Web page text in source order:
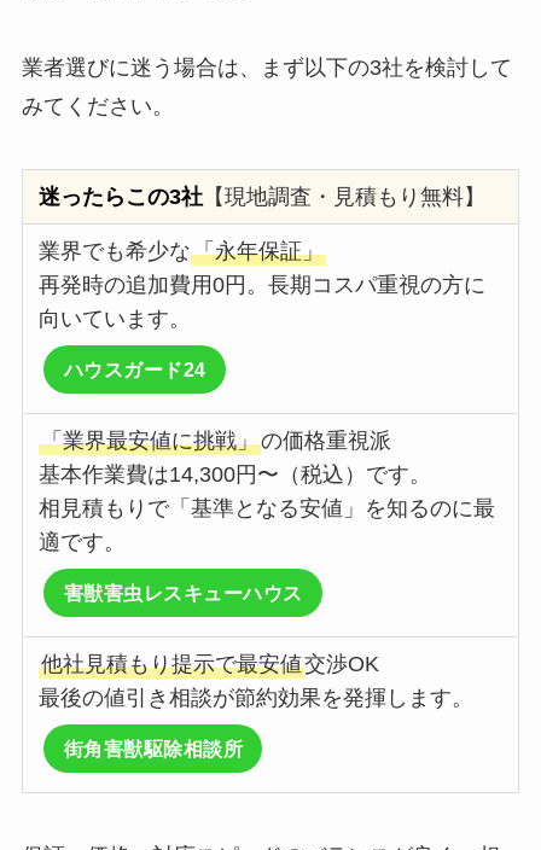
業者選びに迷う場合は、まず以下の3社を検討して
みてください。
迷ったらこの3社 【現地調査・見積もり無料】
業界でも希少な「永年保証」
再発時の追加費用0円。長期コスパ重視の方に
向いています。
ハウスガード24
「業界最安値に挑戦」の価格重視派
基本作業費は14,300円〜（税込）です。
相見積もりで「基準となる安値」を知るのに最
適です。
害獣害虫レスキューハウス
他社見積もり提示で最安値交渉OK
最後の値引き相談が節約効果を発揮します。
街角害獣駆除相談所